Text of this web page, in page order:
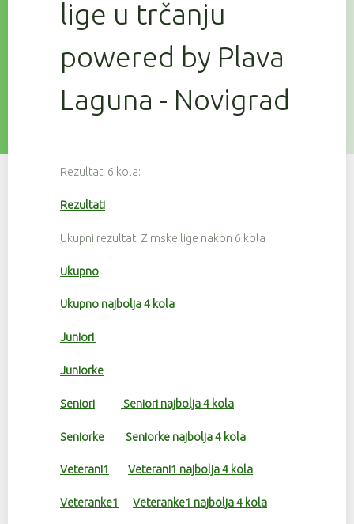
lige u trčanju
powered by Plava
Laguna - Novigrad
Rezultati 6.kola:
Rezultati
Ukupni rezultati Zimske lige nakon 6 kola
Ukupno
Ukupno najbolja 4 kola
Juniori
Juniorke
Seniori Seniori najbolja 4 kola
Seniorke Seniorke najbolja 4 kola
Veterani1 Veterani1 najbolja 4 kola
Veteranke1 Veteranke1 najbolja 4 kola